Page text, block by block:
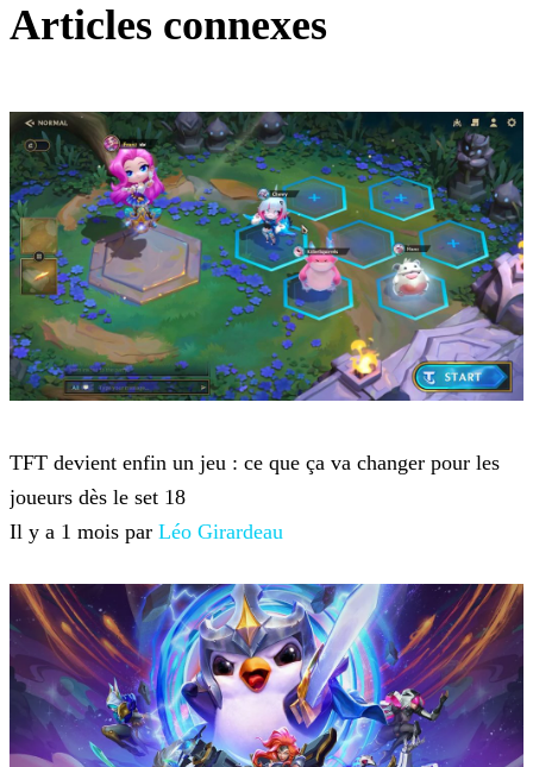
Articles connexes
TFT devient enfin un jeu : ce que ça va changer pour les
joueurs dès le set 18
Il y a 1 mois par Léo Girardeau